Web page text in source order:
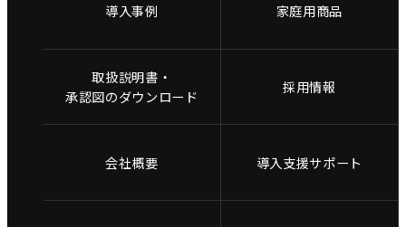
導入事例 家庭用商品
取扱説明書・
承認図のダウンロード
採用情報
会社概要 導入支援サポート